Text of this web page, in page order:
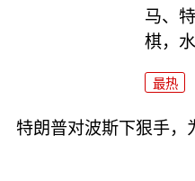
马、
棋，
最热
特朗普对波斯下狠手，